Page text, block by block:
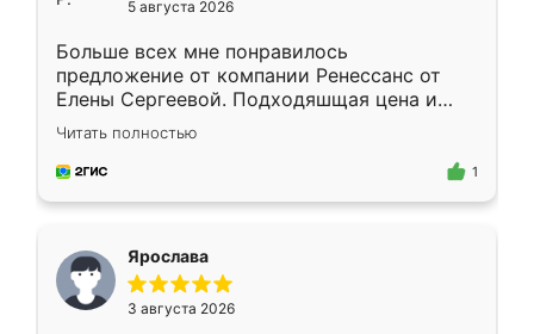
5 августа 2026
Больше всех мне понравилось
предложение от компании Ренессанс от
Елены Сергеевой. Подходяшщая цена и
короткие сроки изготовления. Приехавший
для замера сотрудник Владислав
предложил по моему эскизу самый
Читать полностью
1
Ярослава
3 августа 2026